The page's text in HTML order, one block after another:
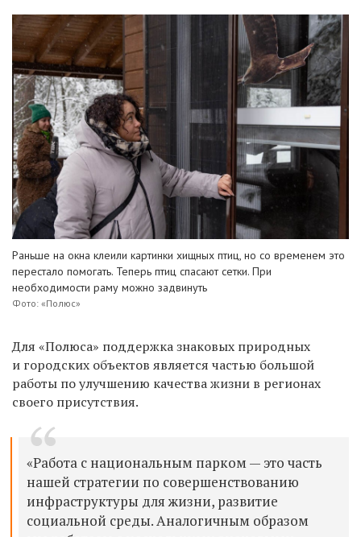
Раньше на окна клеили картинки хищных птиц, но со временем это
перестало помогать. Теперь птиц спасают сетки. При
необходимости раму можно задвинуть
Фото: «Полюс»
Для «Полюса» поддержка знаковых природных
и городских объектов является частью большой
работы по улучшению качества жизни в регионах
своего присутствия.
«Работа с национальным парком — это часть
нашей стратегии по совершенствованию
инфраструктуры для жизни, развитие
социальной среды. Аналогичным образом